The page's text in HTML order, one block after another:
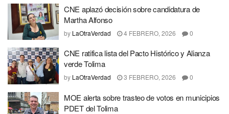
CNE aplazó decisión sobre candidatura de
Martha Alfonso
by LaOtraVerdad 4 FEBRERO, 2026 0
CNE ratifica lista del Pacto Histórico y Alianza
verde Tolima
by LaOtraVerdad 3 FEBRERO, 2026 0
MOE alerta sobre trasteo de votos en municipios
PDET del Tolima